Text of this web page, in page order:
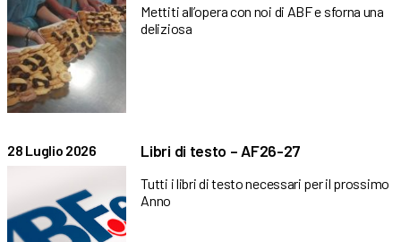
Mettiti all’opera con noi di ABF e sforna una
deliziosa
28 Luglio 2026 Libri di testo – AF26-27
Tutti i libri di testo necessari per il prossimo
Anno